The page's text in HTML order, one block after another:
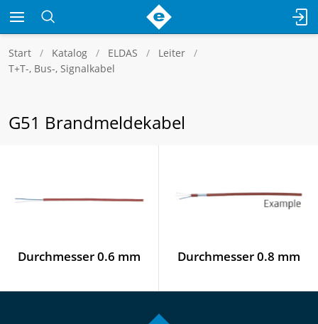
Start Katalog ELDAS
Leiter
T+T-, Bus-, Signalkabel
G51 Brandmeldekabel
Durchmesser 0.6 mm Durchmesser 0.8 mm